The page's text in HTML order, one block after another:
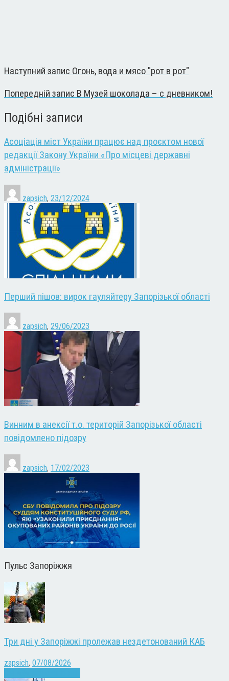
Наступний запис Огонь, вода и мясо "рот в рот"
Попередній запис В Музей шоколада – с дневником!
Подібні записи
Асоціація міст України працює над проєктом нової
редакції Закону України «Про місцеві державні
адміністрації»
zapsich, 23/12/2024
Перший пішов: вирок гауляйтеру Запорізької області
zapsich, 29/06/2023
Винним в анексії т.о. територій Запорізької області
повідомлено підозру
zapsich, 17/02/2023
Пульс Запоріжжя
Три дні у Запоріжжі пролежав нездетонований КАБ
zapsich, 07/08/2026